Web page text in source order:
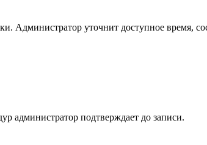
Администратор уточнит доступное время,
администратор подтверждает до записи.